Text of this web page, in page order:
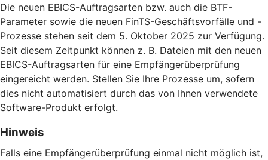
Die neuen EBICS-Auftragsarten bzw. auch die BTF-
Parameter sowie die neuen FinTS-Geschäftsvorfälle und -
Prozesse stehen seit dem 5. Oktober 2025 zur Verfügung.
Seit diesem Zeitpunkt können z. B. Dateien mit den neuen
EBICS-Auftragsarten für eine Empfängerüberprüfung
eingereicht werden. Stellen Sie Ihre Prozesse um, sofern
dies nicht automatisiert durch das von Ihnen verwendete
Software-Produkt erfolgt.
Hinweis
Falls eine Empfängerüberprüfung einmal nicht möglich ist,